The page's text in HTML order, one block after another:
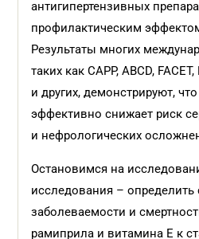
антигипертензивных
профилактическим
Результаты многих
таких как CAPP, ABCD, FACET,
и других, демонстрируют,
эффективно снижает риск
и нефрологических
Остановимся на
исследования – определить
заболеваемости и
рамиприла и витамина Е к